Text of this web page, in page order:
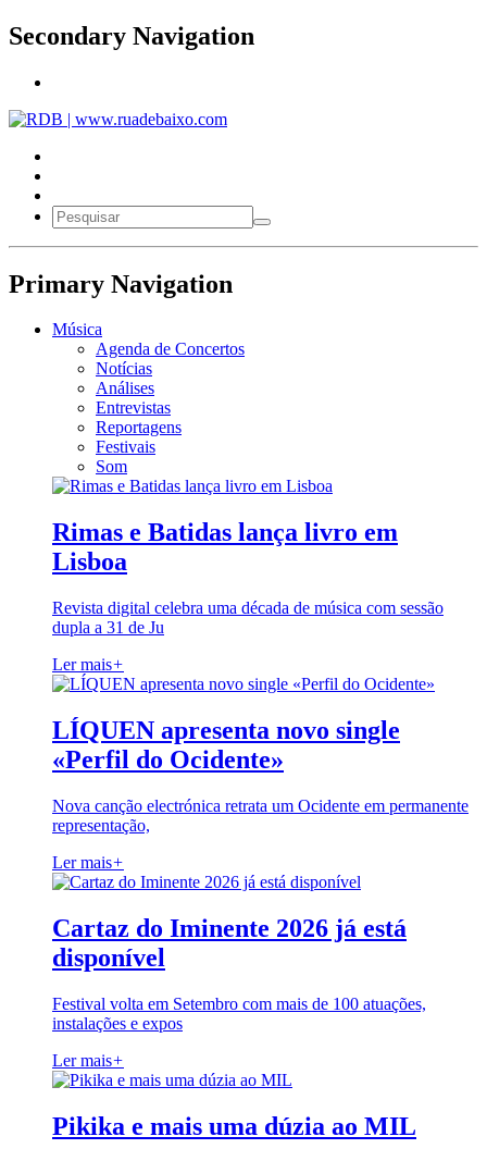
Secondary Navigation
Primary Navigation
Música
Agenda de Concertos
Notícias
Análises
Entrevistas
Reportagens
Festivais
Som
Rimas e Batidas lança livro em
Lisboa
Revista digital celebra uma década de música com sessão
dupla a 31 de Ju
Ler mais+
LÍQUEN apresenta novo single
«Perfil do Ocidente»
Nova canção electrónica retrata um Ocidente em permanente
representação,
Ler mais+
Cartaz do Iminente 2026 já está
disponível
Festival volta em Setembro com mais de 100 atuações,
instalações e expos
Ler mais+
Pikika e mais uma dúzia ao MIL